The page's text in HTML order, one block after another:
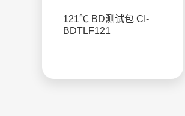
121℃ BD测试包 CI-
BDTLF121